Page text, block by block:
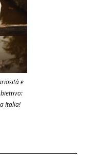
e
Italia!